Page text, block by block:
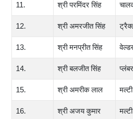
11. श्री परमिंदर सिंह
12. श्री अमरजीत सिंह
13. श्री मनप्रीत सिंह
14. श्री बलजीत सिंह प्लंबर
15. श्री अमरीक लाल
16. श्री अजय कुमार